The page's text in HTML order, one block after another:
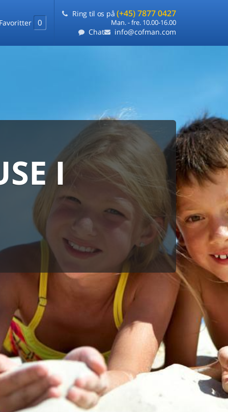
Favoritter 0
Ring til os på (+45) 7877 0427
Man. - fre. 10.00-16.00
Chat info@cofman.com
I
laveste pris
ét sted